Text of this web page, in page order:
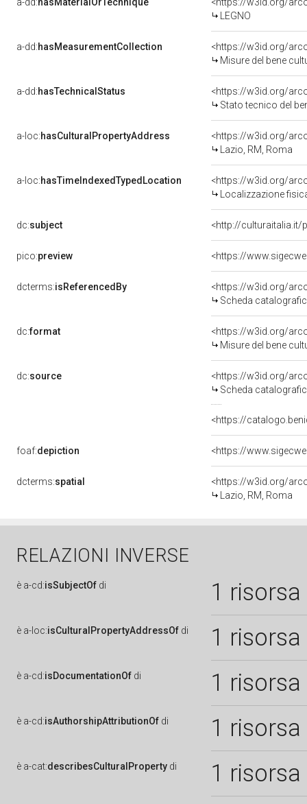
LEGNO
a-dd:hasMeasurementCollection
<https://w3id.org/
Misure del bene
a-dd:hasTechnicalStatus
<https://w3id.org/
Stato tecnico del
a-loc:hasCulturalPropertyAddress
<https://w3id.org/
Lazio, RM, Roma
a-loc:hasTimeIndexedTypedLocation
<https://w3id.org/
Localizzazione
dc:subject <http://culturaitalia.it/
pico:preview
dcterms:isReferencedBy
<https://w3id.org/
Scheda
dc:format
<https://w3id.org/
Misure del bene
dc:source
<https://w3id.org/
Scheda
<https://
foaf:depiction
dcterms:spatial
<https://w3id.org/
Lazio, RM, Roma
RELAZIONI INVERSE
è a-cd:isSubjectOf di 1 risorsa
è a-loc:isCulturalPropertyAddressOf di 1 risorsa
è a-cd:isDocumentationOf di 1 risorsa
è a-cd:isAuthorshipAttributionOf di 1 risorsa
è a-cat:describesCulturalProperty di 1 risorsa